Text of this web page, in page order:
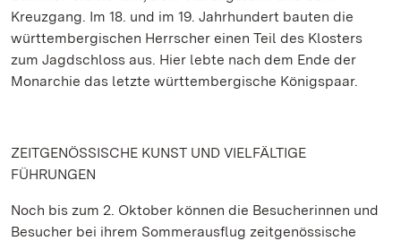
Kreuzgang. Im 18. und im 19. Jahrhundert bauten die
württembergischen Herrscher einen Teil des Klosters
zum Jagdschloss aus. Hier lebte nach dem Ende der
Monarchie das letzte württembergische Königspaar.
ZEITGENÖSSISCHE KUNST UND VIELFÄLTIGE
FÜHRUNGEN
Noch bis zum 2. Oktober können die Besucherinnen und
Besucher bei ihrem Sommerausflug zeitgenössische